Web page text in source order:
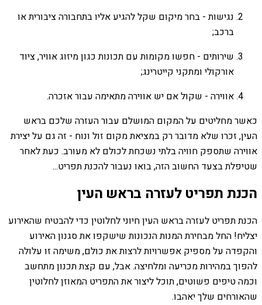
נגישות - בחר מיקום שקל להגיע אליו בתחבורה ציבורית או
ברכב;
שירותים - חפשו מקומות עם תכונות כגון מיזוג אוויר, ציוד
אורקולי ומתקני קייטרינג;
אווירה - שקול אם יש אווירה מתאימה עבור אזכרה.
כאשר מחליטים על המקום המושלם עבור העזרה שלכם בראש
העין, זכרו שלא מדובר רק במציאת מקום זול ונוח - זה גם על יצירת
אווירה שתספק חוויה בלתי נשכחת לכולם לא מעורב. כעת לאחר
שטיפלת בצעד החשוב הזה, בואו נעבור להכנת תפריט...
הכנת תפריט לעזרה בראש העין
הכנת תפריט לעזרה בראש העין חיוני לחלוטין כדי להבטיח שהאירוע
יצליח! החל מבחירת המנות הנכונות שישקפו את סגנון האירוע
והקפדה על מספיק אפשרויות לרצות את כולם, משימה זו עלולה
להפוך במהירות מכריעה ומלחיצה. אבל, עם קצת תכנון מתחשב
וכמה טיפים פשוטים, תוכל ליצור את התפריט המאוזן לחלוטין
שהאורחים שלך יאהבו.